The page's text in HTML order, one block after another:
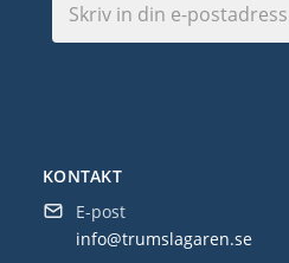
KONTAKT
E-post
info@trumslagaren.se